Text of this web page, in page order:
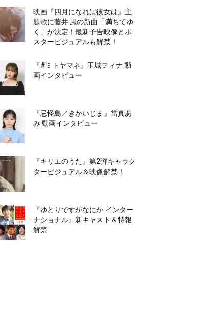
映画『四月になれば彼女は』主
題歌に藤井 風の新曲「満ちてゆ
く」が決定！最新予告映像とポ
スタービジュアルも解禁！
『#ミトヤマネ』玉城ティナ 動
画インタビュー
『忌怪島／きかいじま』當真あ
み 動画インタビュー
『キリエのうた』第2弾キャラク
タービジュアル＆映像解禁！
『ゆとりですがなにか インター
ナショナル』新キャスト＆特報
解禁